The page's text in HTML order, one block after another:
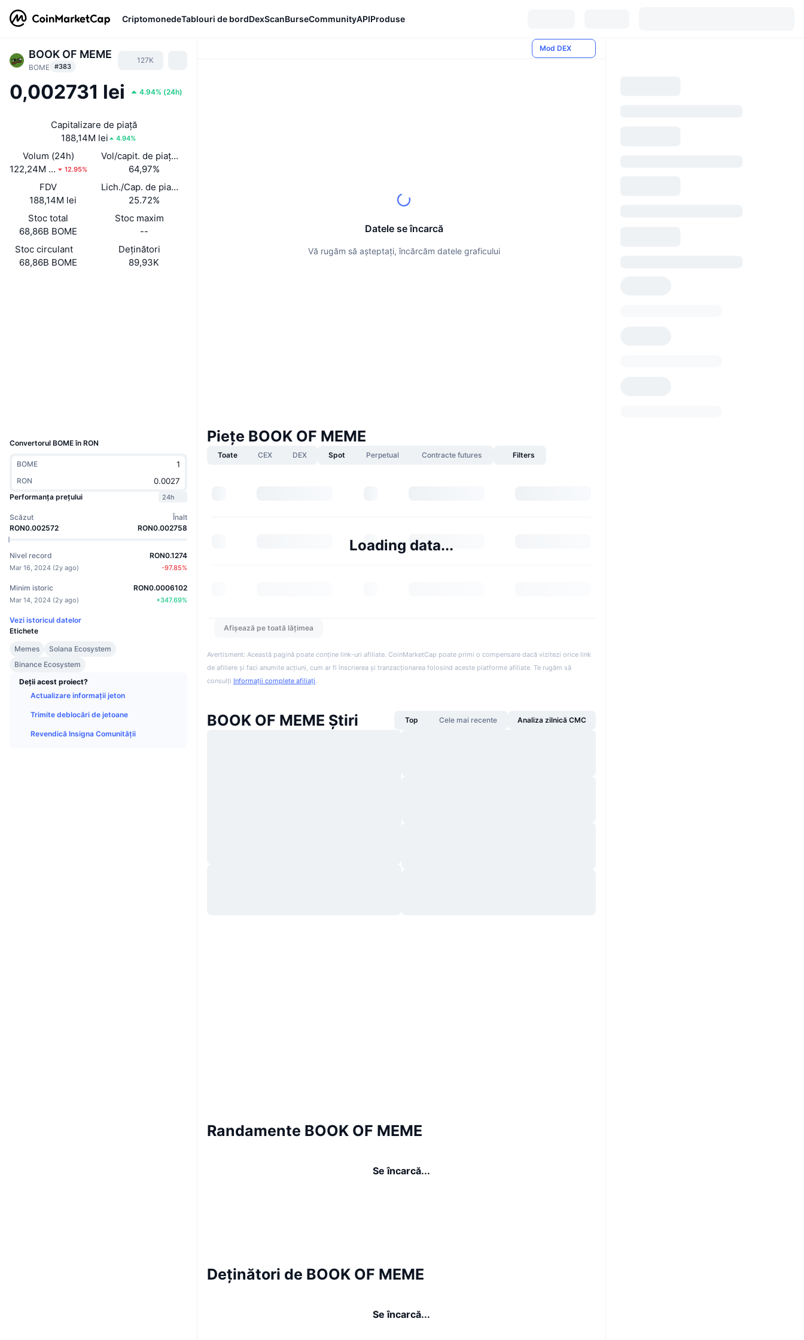
CriptomonedeTablouri de bordDexScanBurseCommunityAPIProduse
BOOK OF MEME
BOME #383
127K
0,002731 lei 4.94% (24h)
Capitalizare de piață
188,14M lei
4.94%
Volum (24h)
122,24M lei
12.95%
Vol/capit. de piață (24 h)
64,97%
FDV
188,14M lei
Lich./Cap. de piață
25.72%
Stoc total
68,86B BOME
Stoc maxim
--
Stoc circulant
68,86B BOME
Deținători
89,93K
Convertorul BOME în RON
BOME
RON
Performanța prețului
24h
Scăzut
RON0.002572
Înalt
RON0.002758
Nivel record
Mar 16, 2024 (2y ago)
RON0.1274
-97.85%
Minim istoric
Mar 14, 2024 (2y ago)
RON0.0006102
+347.69%
Vezi istoricul datelor
Etichete
Memes
Solana Ecosystem
Binance Ecosystem
Deții acest proiect?
Actualizare informații jeton
Trimite deblocări de jetoane
Revendică Insigna Comunității
Mod DEX
Datele se încarcă
Vă rugăm să așteptați, încărcăm datele graficului
Piețe BOOK OF MEME
Toate CEX DEX Spot Perpetual Contracte futures Filters
Loading data...
Afișează pe toată lățimea
Avertisment: Această pagină poate conține link-uri afiliate. CoinMarketCap poate primi o compensare dacă vizitezi orice link
de afiliere și faci anumite acțiuni, cum ar fi înscrierea și tranzacționarea folosind aceste platforme afiliate. Te rugăm să
consulți Informații complete afiliați.
BOOK OF MEME Știri Top Cele mai recente Analiza zilnică CMC
Randamente BOOK OF MEME
Se încarcă...
Deținători de BOOK OF MEME
Se încarcă...